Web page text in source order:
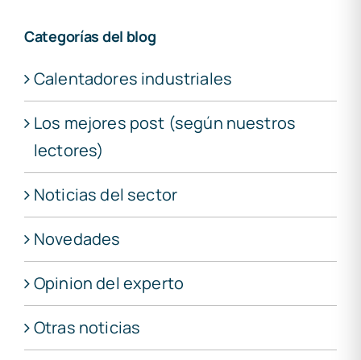
Categorías del blog
Calentadores industriales
Los mejores post (según nuestros
lectores)
Noticias del sector
Novedades
Opinion del experto
Otras noticias